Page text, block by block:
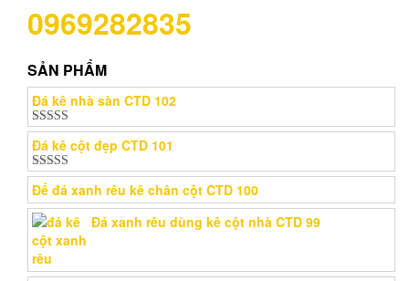
0969282835
SẢN PHẨM
Đá kê nhà sàn CTD 102
Được xếp
hạng5.005
sao
Đá kê cột đẹp CTD 101
Được xếp
hạng5.005
sao
Đế đá xanh rêu kê chân cột CTD 100
Đá xanh rêu dùng kê cột nhà CTD 99